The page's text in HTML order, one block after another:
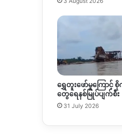
ရွှေတူးဖော်မှုကြောင့် စိုက်
တွေရေနစ်မြုပ်ပျက်စီး
31 July 2026